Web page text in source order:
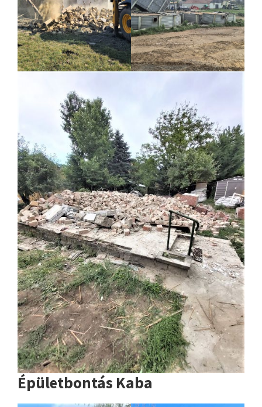
Épületbontás Kaba